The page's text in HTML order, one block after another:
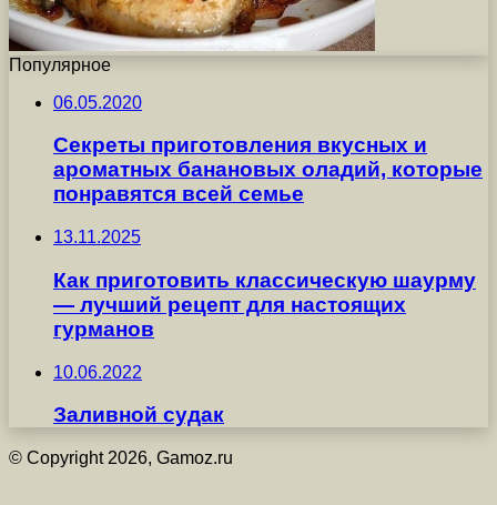
Популярное
06.05.2020
Секреты приготовления вкусных и
ароматных банановых оладий, которые
понравятся всей семье
13.11.2025
Как приготовить классическую шаурму
— лучший рецепт для настоящих
гурманов
10.06.2022
Заливной судак
© Copyright 2026, Gamoz.ru